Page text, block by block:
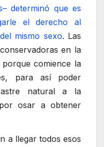
determinó que es
el derecho al
mismo sexo. Las
en la
comience la
para así poder
natural a la
osar a obtener
a llegar todos esos